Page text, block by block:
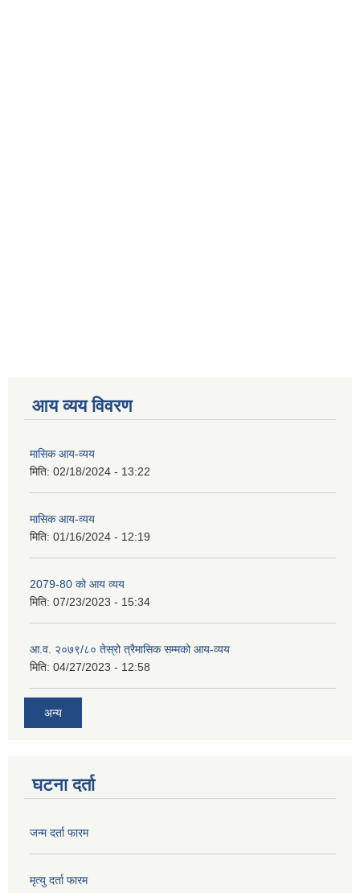
आय व्यय विवरण
मासिक आय-व्यय
मिति: 02/18/2024 - 13:22
मासिक आय-व्यय
मिति: 01/16/2024 - 12:19
2079-80 को आय व्यय
मिति: 07/23/2023 - 15:34
आ.व. २०७९/८० तेस्रो त्रैमासिक सम्मको आय-व्यय
मिति: 04/27/2023 - 12:58
अन्य
घटना दर्ता
जन्म दर्ता फारम
मृत्यु दर्ता फारम